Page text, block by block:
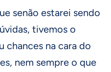
senão estarei sendo
tivemos o
na cara do
nem sempre o que